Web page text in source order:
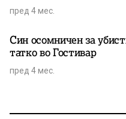
пред 4 мес.
Син осомничен за
татко во Гостивар
пред 4 мес.